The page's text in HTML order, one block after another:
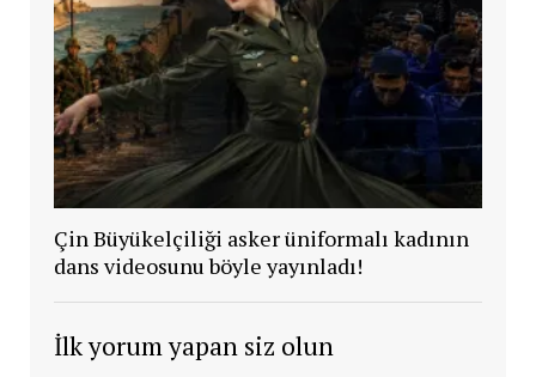
Çin Büyükelçiliği asker üniformalı kadının
dans videosunu böyle yayınladı!
İlk yorum yapan siz olun